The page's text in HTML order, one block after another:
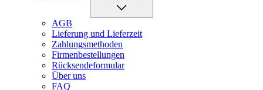
AGB
Lieferung und Lieferzeit
Zahlungsmethoden
Firmenbestellungen
Rücksendeformular
Über uns
FAQ